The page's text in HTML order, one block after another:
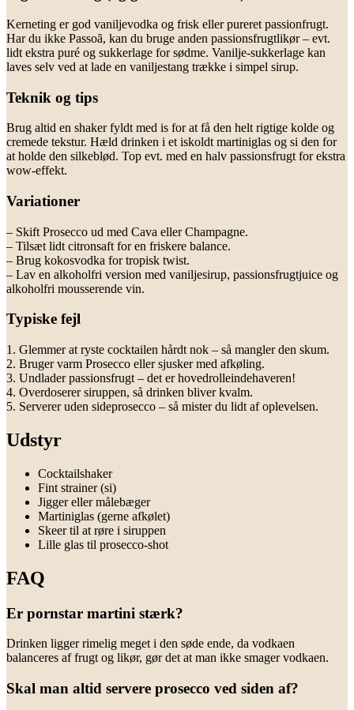
Kerneting er god vaniljevodka og frisk eller pureret passionfrugt.
Har du ikke Passoã, kan du bruge anden passionsfrugtlikør – evt.
lidt ekstra puré og sukkerlage for sødme. Vanilje-sukkerlage kan
laves selv ved at lade en vaniljestang trække i simpel sirup.
Teknik og tips
Brug altid en shaker fyldt med is for at få den helt rigtige kolde og
cremede tekstur. Hæld drinken i et iskoldt martiniglas og si den for
at holde den silkeblød. Top evt. med en halv passionsfrugt for ekstra
wow-effekt.
Variationer
– Skift Prosecco ud med Cava eller Champagne.
– Tilsæt lidt citronsaft for en friskere balance.
– Brug kokosvodka for tropisk twist.
– Lav en alkoholfri version med vaniljesirup, passionsfrugtjuice og
alkoholfri mousserende vin.
Typiske fejl
1. Glemmer at ryste cocktailen hårdt nok – så mangler den skum.
2. Bruger varm Prosecco eller sjusker med afkøling.
3. Undlader passionsfrugt – det er hovedrolleindehaveren!
4. Overdoserer siruppen, så drinken bliver kvalm.
5. Serverer uden sideprosecco – så mister du lidt af oplevelsen.
Udstyr
Cocktailshaker
Fint strainer (si)
Jigger eller målebæger
Martiniglas (gerne afkølet)
Skeer til at røre i siruppen
Lille glas til prosecco-shot
FAQ
Er pornstar martini stærk?
Drinken ligger rimelig meget i den søde ende, da vodkaen
balanceres af frugt og likør, gør det at man ikke smager vodkaen.
Skal man altid servere prosecco ved siden af?